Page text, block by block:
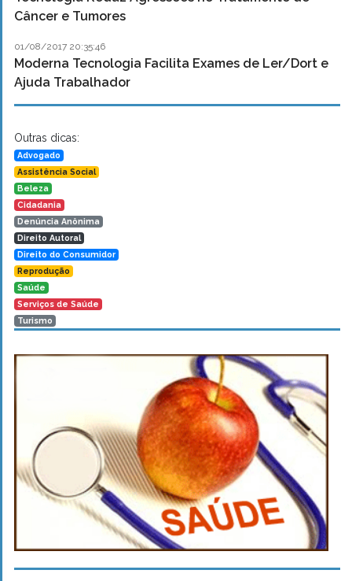
Câncer e Tumores
01/08/2017 20:35:46
Moderna Tecnologia Facilita Exames de Ler/Dort e
Ajuda Trabalhador
Outras dicas:
Advogado
Assistência Social
Beleza
Cidadania
Denúncia Anônima
Direito Autoral
Direito do Consumidor
Reprodução
Saúde
Serviços de Saúde
Turismo